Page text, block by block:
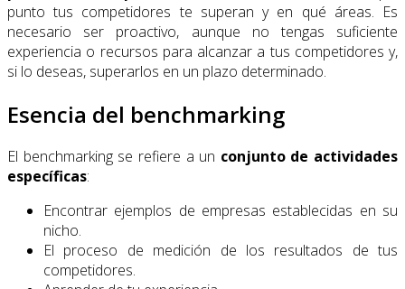
punto tus competidores te superan y en qué áreas. Es
necesario ser proactivo, aunque no tengas suficiente
experiencia o recursos para alcanzar a tus competidores y,
si lo deseas, superarlos en un plazo determinado.
Esencia del benchmarking
El benchmarking se refiere a un conjunto de actividades
específicas:
Encontrar ejemplos de empresas establecidas en su
nicho.
El proceso de medición de los resultados de tus
competidores.